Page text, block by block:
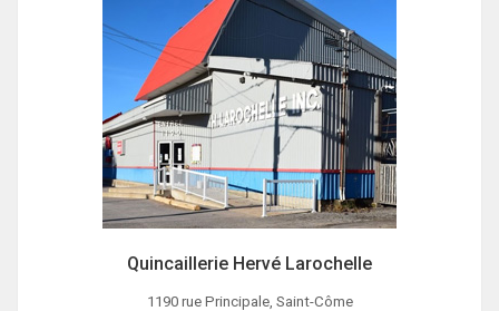
Quincaillerie Hervé Larochelle
1190 rue Principale, Saint-Côme